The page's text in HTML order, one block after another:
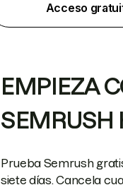
Acceso
EMPIEZA
SEMRUSH
Prueba Semrush
siete días. Cancela